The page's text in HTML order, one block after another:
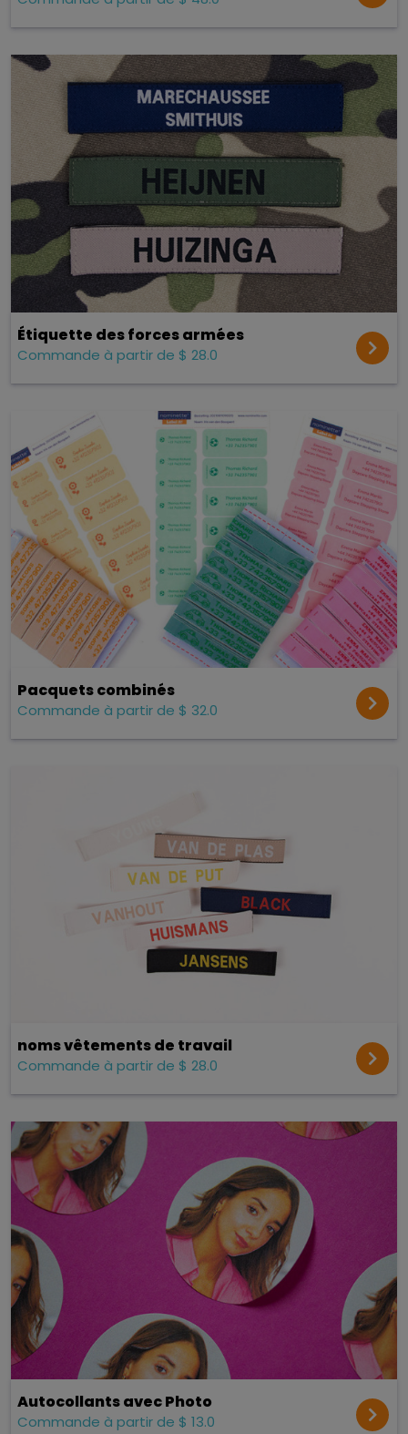
Étiquette des forces armées
Commande à partir de $ 28.0
Pacquets combinés
Commande à partir de $ 32.0
noms vêtements de travail
Commande à partir de $ 28.0
Autocollants avec Photo
Commande à partir de $ 13.0